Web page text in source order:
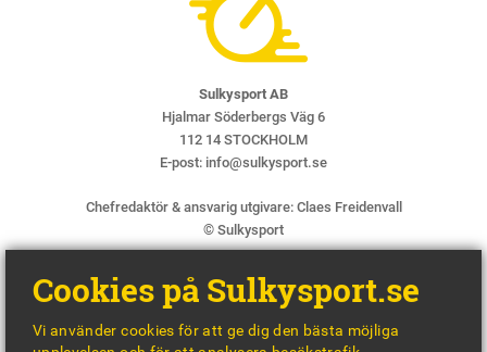
Sulkysport AB
Hjalmar Söderbergs Väg 6
112 14 STOCKHOLM
E-post: info@sulkysport.se
Chefredaktör & ansvarig utgivare: Claes Freidenvall
© Sulkysport
Cookies på Sulkysport.se
Vi använder cookies för att ge dig den bästa möjliga